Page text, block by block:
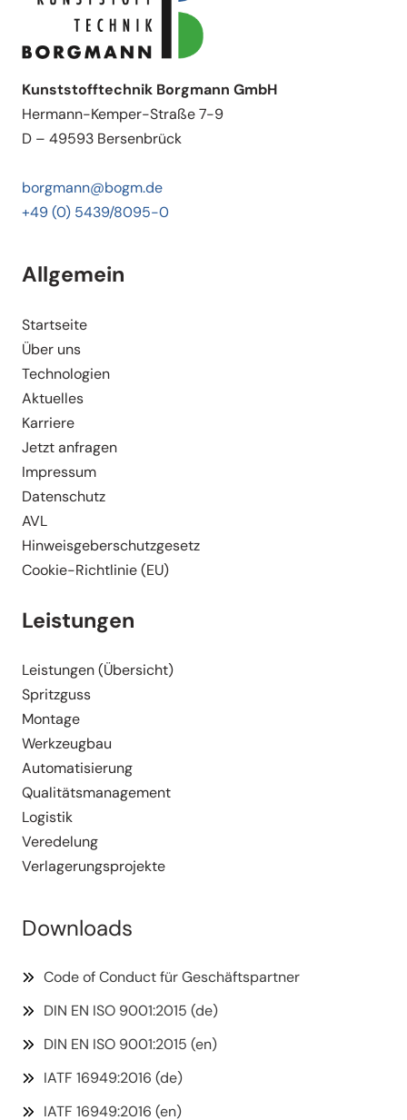
Kunststofftechnik Borgmann GmbH
Hermann-Kemper-Straße 7-9
D – 49593 Bersenbrück
borgmann@bogm.de
+49 (0) 5439/8095-0
Allgemein
Start­seite
Über uns
Techno­logien
Aktuelles
Karriere
Jetzt anfragen
Impressum
Daten­schutz
AVL
Hinweis­ge­ber­schutz­gesetz
Cookie-Richt­­linie (EU)
Leistungen
Leistungen (Übersicht)
Spritzguss
Montage
Werkzeugbau
Automa­ti­sierung
Quali­täts­ma­nagement
Logistik
Veredelung
Verla­ge­rungs­pro­jekte
Downloads
Code of Conduct für Geschäftspartner
DIN EN ISO 9001:2015 (de)
DIN EN ISO 9001:2015 (en)
IATF 16949:2016 (de)
IATF 16949:2016 (en)